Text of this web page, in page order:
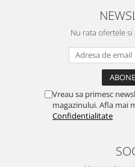
Nu rata ofertele
Vreau sa primesc
magazinului. Afla mai
Confidentialitate